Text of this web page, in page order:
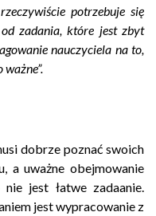
potrzebuje się
zadania, które jest zbyt
nauczyciela na to,
dobrze poznać swoich
a uważne obejmowanie
jest łatwe zadaanie.
jest wypracowanie z